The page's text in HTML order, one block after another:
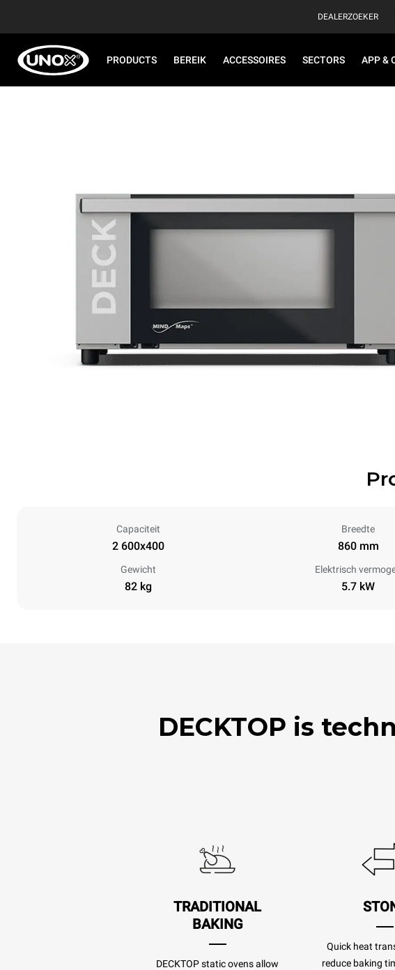
DEALERZOEKER
PRODUCTS BEREIK ACCESSOIRES SECTORS APP &
Capaciteit
2 600x400
Breedte
860 mm
Gewicht
82 kg
Elektrisch
5.7 kW
DECKTOP is
TRADITIONAL
BAKING
DECKTOP static ovens allow
Quick heat
reduce baking